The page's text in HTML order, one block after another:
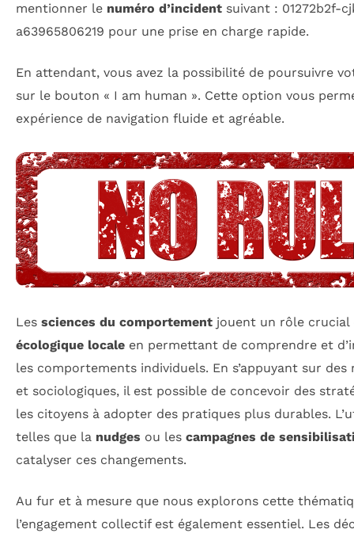
mentionner le numéro d’incident suivant : 01272b2f-
a63965806219 pour une prise en charge rapide.
En attendant, vous avez la possibilité de poursuivre
sur le bouton « I am human ». Cette option vous
expérience de navigation fluide et agréable.
Les sciences du comportement jouent un rôle
écologique locale en permettant de comprendre et
les comportements individuels. En s’appuyant sur
et sociologiques, il est possible de concevoir des
les citoyens à adopter des pratiques plus durables.
telles que la nudges ou les campagnes de
catalyser ces changements.
Au fur et à mesure que nous explorons cette
l’engagement collectif est également essentiel. Les